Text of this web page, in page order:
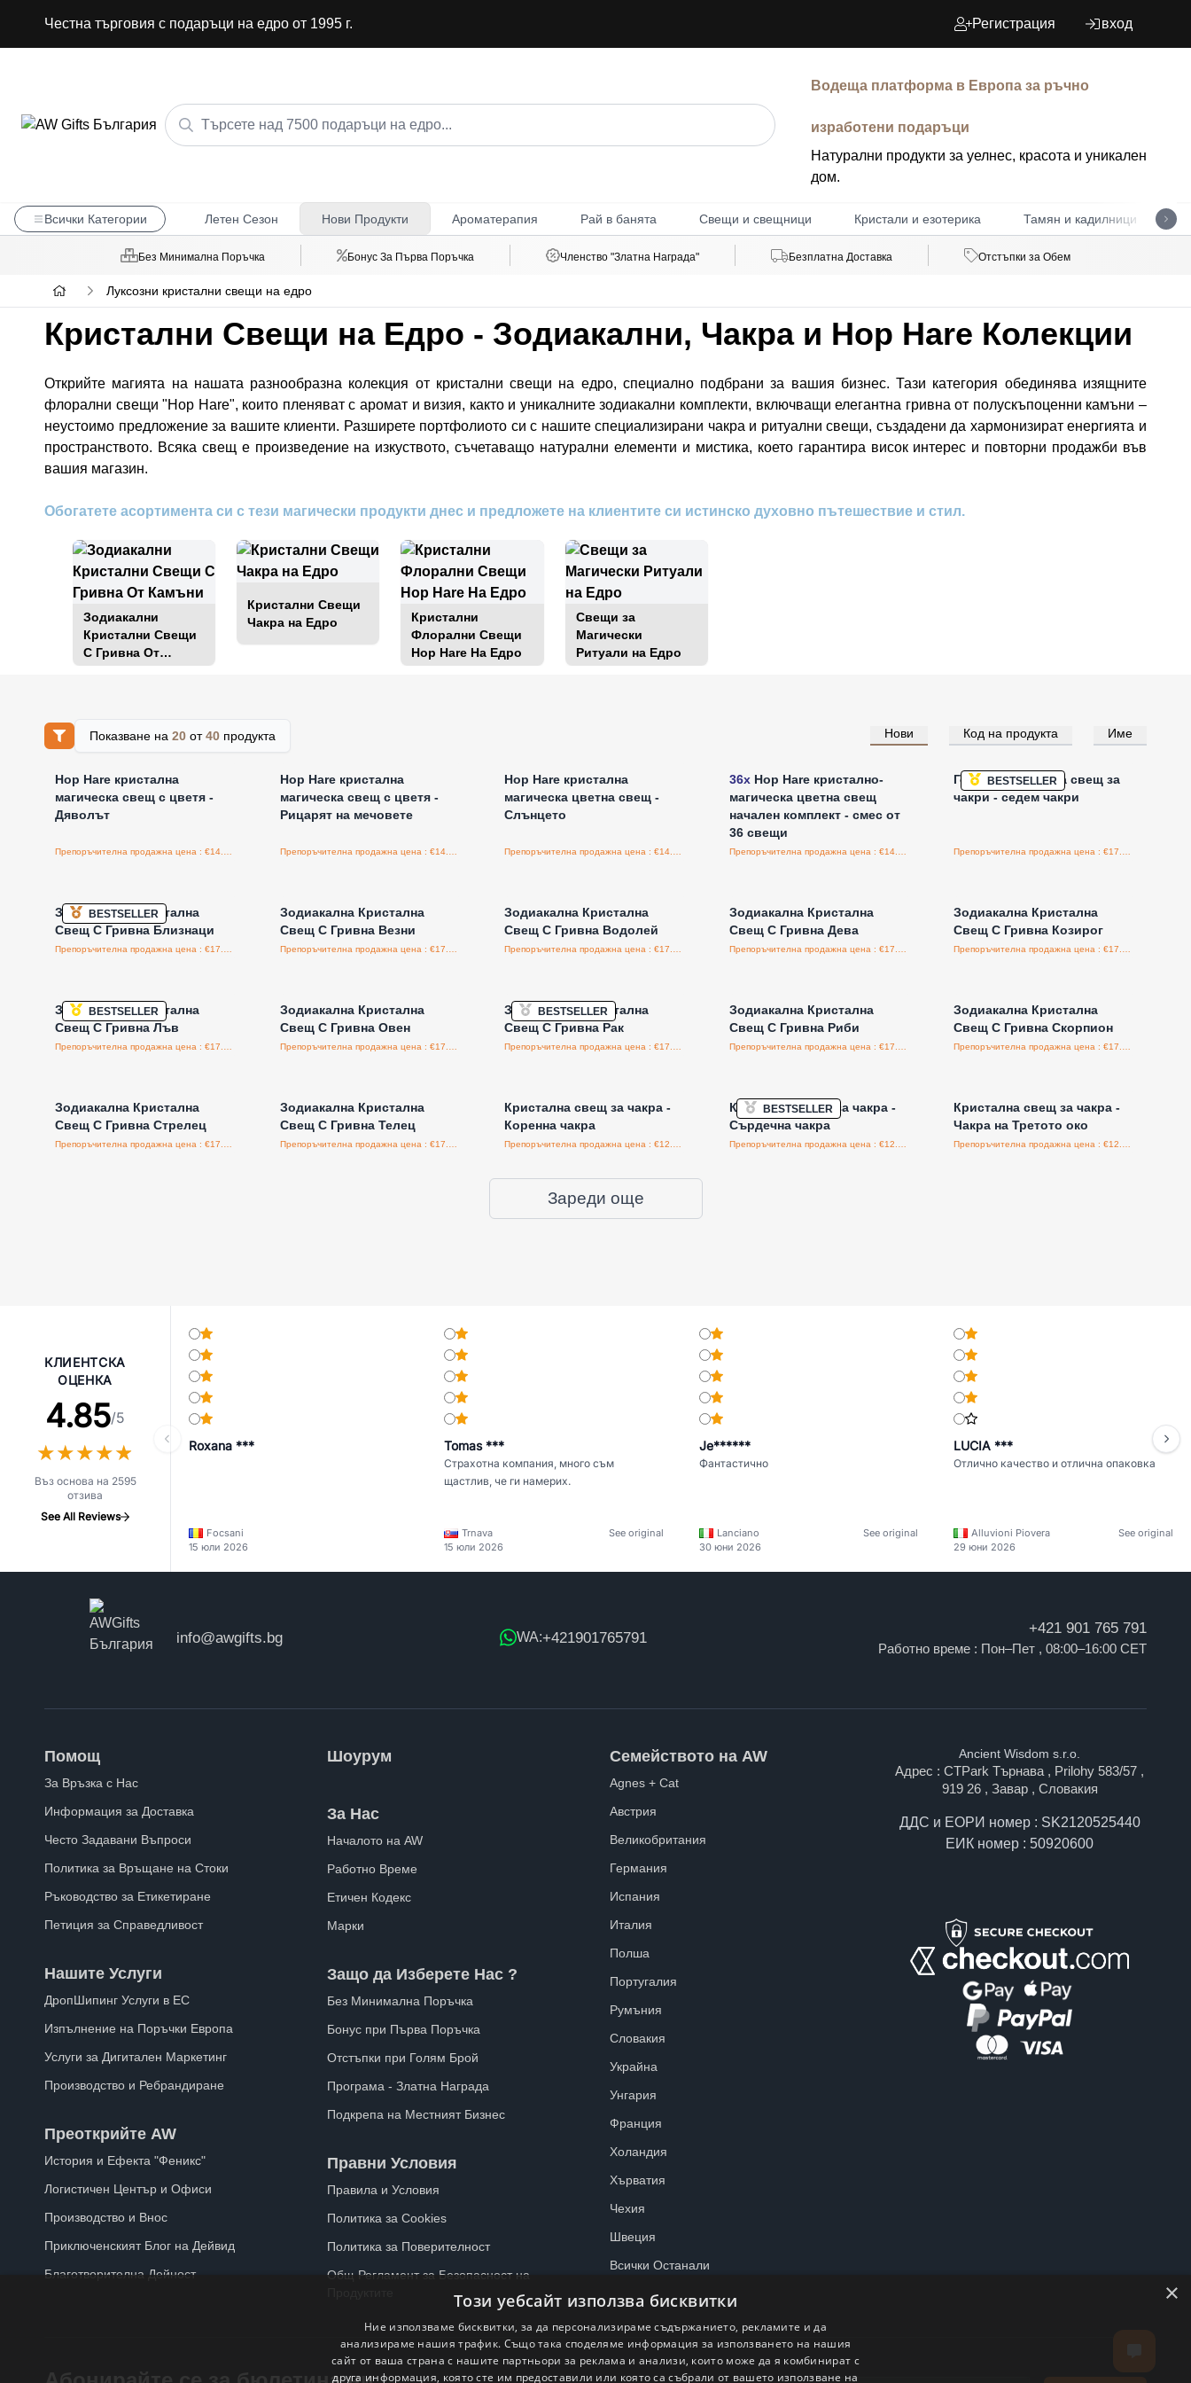
Честна търговия с подаръци на едро от 1995 г. Регистрация вход
Водеща платформа в Европа за ръчно
изработени подаръци
Натурални продукти за уелнес, красота и уникален
дом.
Всички Категории Летен Сезон Нови Продукти Ароматерапия Рай в банята Свещи и свещници Кристали и езотерика Тамян и кадилници
Без Минимална Поръчка Бонус За Първа Поръчка Членство "Златна Награда" Безплатна Доставка Отстъпки за Обем
Луксозни кристални свещи на едро
Кристални Свещи на Едро - Зодиакални, Чакра и Hop Hare Колекции
Открийте магията на нашата разнообразна колекция от кристални свещи на едро, специално подбрани за вашия бизнес. Тази категория обединява изящните
флорални свещи "Hop Hare", които пленяват с аромат и визия, както и уникалните зодиакални комплекти, включващи елегантна гривна от полускъпоценни камъни –
неустоимо предложение за вашите клиенти. Разширете портфолиото си с нашите специализирани чакра и ритуални свещи, създадени да хармонизират енергията и
пространството. Всяка свещ е произведение на изкуството, съчетаващо натурални елементи и мистика, което гарантира висок интерес и повторни продажби във
вашия магазин.
Обогатете асортимента си с тези магически продукти днес и предложете на клиентите си истинско духовно пътешествие и стил.
Зодиакални
Кристални Свещи
С Гривна От
Камъни
Кристални Свещи
Чакра на Едро
Кристални
Флорални Свещи
Hop Hare На Едро
Свещи за
Магически
Ритуали на Едро
Показване на 20от40продукта Нови Код на продукта Име
Влезте за цени на едро
Hop Hare кристална
магическа свещ с цветя -
Дяволът
Hop Hare кристална
магическа свещ с цветя -
Рицарят на мечовете
Hop Hare кристална
магическа цветна свещ -
Слънцето
Влезте за цени на едро
36xHop Hare кристално-
магическа цветна свещ
начален комплект - смес от
36 свещи
BESTSELLER
Влезте за цени на едро
Голяма кристална свещ за
чакри - седем чакри
BESTSELLER
Зодиакална Кристална
Свещ С Гривна Близнаци
Зодиакална Кристална
Свещ С Гривна Везни
Зодиакална Кристална
Свещ С Гривна Водолей
Зодиакална Кристална
Свещ С Гривна Дева
Зодиакална Кристална
Свещ С Гривна Козирог
BESTSELLER
Зодиакална Кристална
Свещ С Гривна Лъв
Зодиакална Кристална
Свещ С Гривна Овен
BESTSELLER
Зодиакална Кристална
Свещ С Гривна Рак
Зодиакална Кристална
Свещ С Гривна Риби
Зодиакална Кристална
Свещ С Гривна Скорпион
Зодиакална Кристална
Свещ С Гривна Стрелец
Зодиакална Кристална
Свещ С Гривна Телец
Кристална свещ за чакра -
Коренна чакра
BESTSELLER
Кристална свещ за чакра -
Сърдечна чакра
Кристална свещ за чакра -
Чакра на Третото око
Зареди още
КЛИЕНТСКА
ОЦЕНКА
4.85/5
★★★★★
★★★★★
Въз основа на 2595
отзива
See All Reviews
Roxana ***
Focsani
15 юли 2026
Tomas ***
Страхотна компания, много съм
щастлив, че ги намерих.
Trnava
See original
15 юли 2026
Je******
Фантастично
Lanciano
See original
30 юни 2026
LUCIA ***
Отлично качество и отлична опаковка
Alluvioni Piovera
See original
29 юни 2026
info@awgifts.bg WA:+421901765791
+421 901 765 791
Работно време : Пон–Пет , 08:00–16:00 CET
Помощ
За Връзка с Нас
Информация за Доставка
Често Задавани Въпроси
Политика за Връщане на Стоки
Ръководство за Етикетиране
Петиция за Справедливост
Нашите Услуги
ДропШипинг Услуги в ЕС
Изпълнение на Поръчки Европа
Услуги за Дигитален Маркетинг
Производство и Ребрандиране
Преоткрийте AW
История и Ефекта "Феникс"
Логистичен Център и Офиси
Производство и Внос
Приключенският Блог на Дейвид
Благотворителна Дейност
Шоурум
За Нас
Началото на AW
Работно Време
Етичен Кодекс
Марки
Защо да Изберете Нас ?
Без Минимална Поръчка
Бонус при Първа Поръчка
Отстъпки при Голям Брой
Програма - Златна Награда
Подкрепа на Местният Бизнес
Правни Условия
Правила и Условия
Политика за Cookies
Политика за Поверителност
Общ Регламент за Безопасност на
Семейството на AW
Agnes + Cat
Австрия
Великобритания
Германия
Испания
Италия
Полша
Португалия
Румъния
Словакия
Украйна
Унгария
Франция
Холандия
Хърватия
Чехия
Швеция
Всички Останали
Ancient Wisdom s.r.o.
Адрес : CTPark Търнава , Prilohy 583/57 ,
919 26 , Завар , Словакия
ДДС и ЕОРИ номер : SK2120525440
ЕИК номер : 50920600
×
Този уебсайт използва бисквитки
Ние използваме бисквитки, за да персонализираме съдържанието, рекламите и да
анализираме нашия трафик. Също така споделяме информация за използването на нашия
сайт от ваша страна с нашите партньори за реклама и анализи, които може да я комбинират с
друга информация, която сте им предоставили или която са събрали от вашето използване на